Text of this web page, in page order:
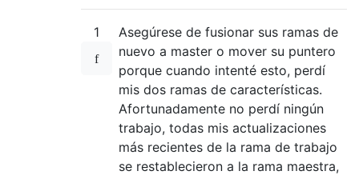
1
Asegúrese de fusionar sus ramas de
nuevo a master o mover su puntero
porque cuando intenté esto, perdí
mis dos ramas de características.
Afortunadamente no perdí ningún
trabajo, todas mis actualizaciones
más recientes de la rama de trabajo
se restablecieron a la rama maestra,